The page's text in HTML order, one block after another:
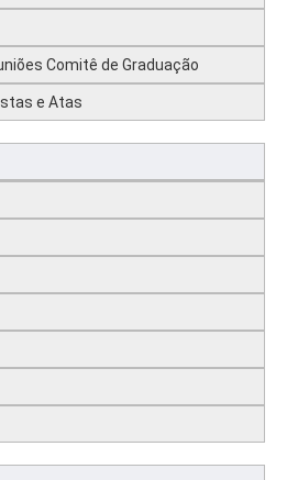
Comitê de Graduação
e Atas